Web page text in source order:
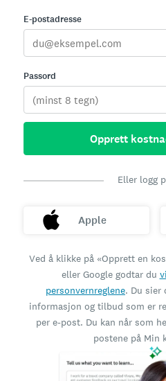
E-postadresse
Passord
Opprett
Eller logg
Apple
Ved å klikke på «Opprett en
eller Google godtar du
personvernreglene. Du sier
informasjon og tilbud som er
per e-post. Du kan når som
postene på Min